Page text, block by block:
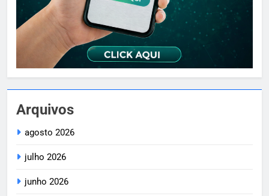
Arquivos
agosto 2026
julho 2026
junho 2026